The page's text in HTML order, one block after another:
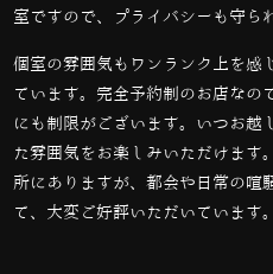
室ですので、プライバシーも守ら
個室の雰囲気もワンランク上を感
ています。完全予約制のお店なの
にも制限がございます。いつお越
た雰囲気をお楽しみいただけます
所にありますが、都会や日常の喧
て、大変ご好評いただいています。